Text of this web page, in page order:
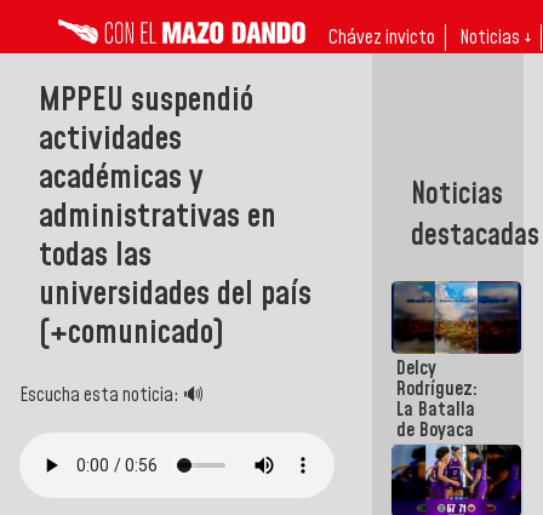
Chávez invicto Noticias ↓
MPPEU suspendió
actividades
académicas y
administrativas en
todas las
universidades del país
(+comunicado)
Escucha esta noticia: 🔊
Noticias
destacadas
Delcy
Rodríguez:
La Batalla
de Boyaca
representa
un capítulo
decisivo en